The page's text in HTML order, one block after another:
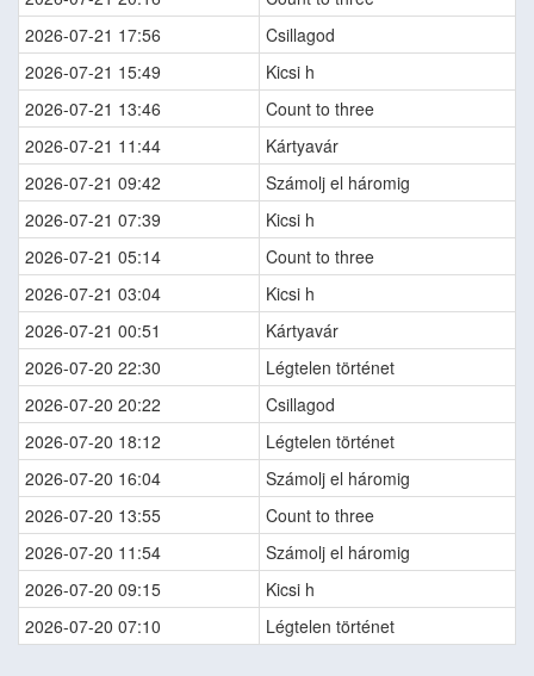
2026-07-21 17:56
Csillagod
2026-07-21 15:49
Kicsi h
2026-07-21 13:46
Count to three
2026-07-21 11:44
Kártyavár
2026-07-21 09:42
Számolj el háromig
2026-07-21 07:39
Kicsi h
2026-07-21 05:14
Count to three
2026-07-21 03:04
Kicsi h
2026-07-21 00:51
Kártyavár
2026-07-20 22:30
Légtelen történet
2026-07-20 20:22
Csillagod
2026-07-20 18:12
Légtelen történet
2026-07-20 16:04
Számolj el háromig
2026-07-20 13:55
Count to three
2026-07-20 11:54
Számolj el háromig
2026-07-20 09:15
Kicsi h
2026-07-20 07:10
Légtelen történet